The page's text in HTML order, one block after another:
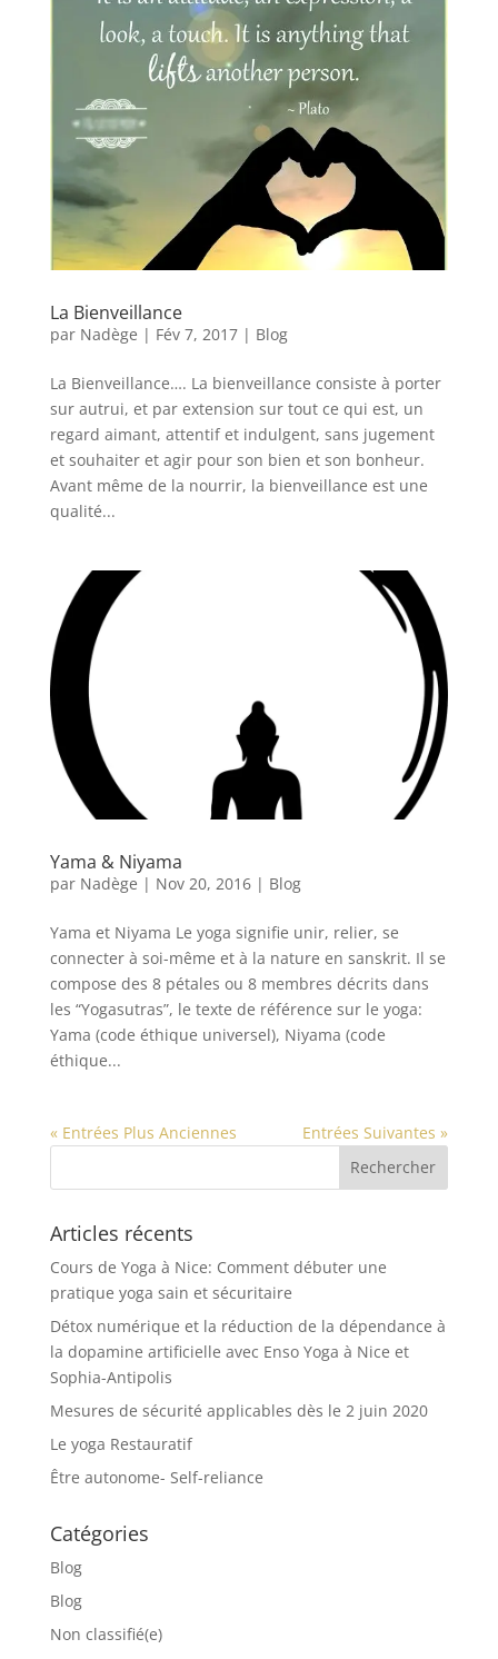
La Bienveillance
par Nadège | Fév 7, 2017| Blog
La Bienveillance…. La bienveillance consiste à porter
sur autrui, et par extension sur tout ce qui est, un
regard aimant, attentif et indulgent, sans jugement
et souhaiter et agir pour son bien et son bonheur.
Avant même de la nourrir, la bienveillance est une
qualité...
Yama & Niyama
par Nadège | Nov 20, 2016| Blog
Yama et Niyama Le yoga signifie unir, relier, se
connecter à soi-même et à la nature en sanskrit. Il se
compose des 8 pétales ou 8 membres décrits dans
les “Yogasutras”, le texte de référence sur le yoga:
Yama (code éthique universel), Niyama (code
éthique...
« Entrées Plus Anciennes Entrées Suivantes »
Articles récents
Cours de Yoga à Nice: Comment débuter une
pratique yoga sain et sécuritaire
Détox numérique et la réduction de la dépendance à
la dopamine artificielle avec Enso Yoga à Nice et
Sophia-Antipolis
Mesures de sécurité applicables dès le 2 juin 2020
Le yoga Restauratif
Être autonome- Self-reliance
Catégories
Blog
Blog
Non classifié(e)